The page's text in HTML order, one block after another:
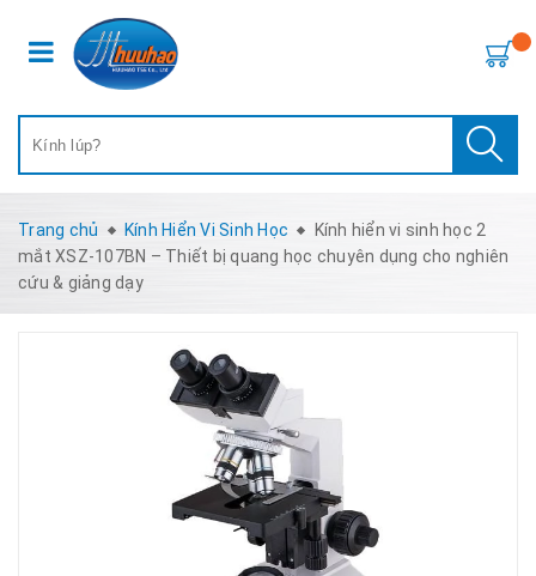
Trang chủ Kính Hiển Vi Sinh Học
Kính hiển vi sinh học 2
mắt XSZ-107BN – Thiết bị quang học chuyên dụng cho nghiên
cứu & giảng dạy